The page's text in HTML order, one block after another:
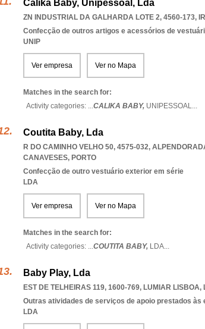
Calika Baby, Unipessoal, Lda
ZN INDUSTRIAL DA GALHARDA LOTE 2, 4560-173,
Confecção de outros artigos e acessórios de
UNIP
Ver empresa Ver no Mapa
Matches in the search for:
Activity categories: ...CALIKA BABY, UNIPESSOAL...
Coutita Baby, Lda
R DO CAMINHO VELHO 50, 4575-032,
CANAVESES, PORTO
Confecção de outro vestuário exterior em série
LDA
Ver empresa Ver no Mapa
Matches in the search for:
Activity categories: ...COUTITA BABY, LDA...
Baby Play, Lda
EST DE TELHEIRAS 119, 1600-769, LUMIAR LISBOA,
Outras atividades de serviços de apoio prestados às
LDA